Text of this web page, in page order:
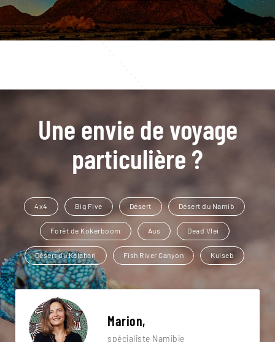
Une envie de voyage
particulière ?
4x4 Big Five Désert Désert du Namib
Forêt de Kokerboom Aus Dead Vlei
Désert du Kalahari Fish River Canyon Kuiseb
Marion,
spécialiste Namibie